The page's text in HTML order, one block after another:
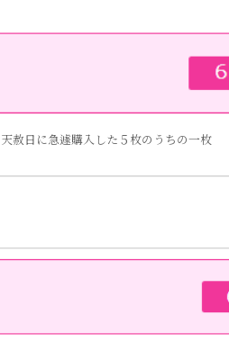
天赦日に急遽購入した５枚のうちの一枚